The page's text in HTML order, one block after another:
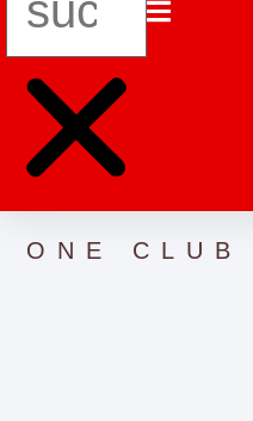
ONE CLUB